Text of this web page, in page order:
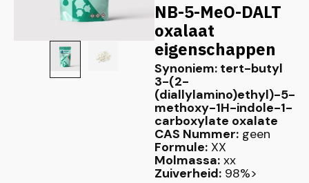
NB-5-MeO-DALT
oxalaat
eigenschappen
Synoniem: tert-butyl
3-(2-
(diallylamino)ethyl)-5-
methoxy-1H-indole-1-
carboxylate oxalate
CAS Nummer: geen
Formule: XX
Molmassa: xx
Zuiverheid: 98%>